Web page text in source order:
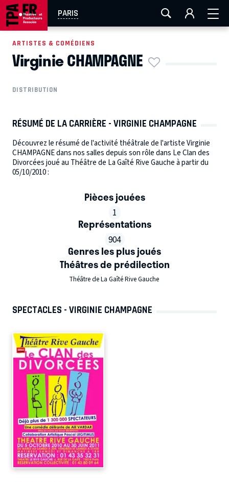
PARIS
AIX-MARSEILLE LA ROCHELLE
EN TOURNÉE
ARTISTES & COMÉDIENS
Virginie CHAMPAGNE
DISTRIBUTION
RÉSUMÉ DE LA CARRIÈRE - VIRGINIE CHAMPAGNE
Découvrez le résumé de l'activité théâtrale de l'artiste Virginie
CHAMPAGNE dans nos salles depuis son rôle dans Le Clan des
Divorcées joué au Théâtre de La Gaîté Rive Gauche à partir du
05/10/2010 :
Pièces jouées
1
Représentations
904
Genres les plus joués
Théâtres de prédilection
Théâtre de La Gaîté Rive Gauche
SPECTACLES - VIRGINIE CHAMPAGNE